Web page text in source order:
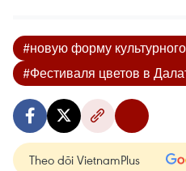
#новую форму
#Фестиваля цветов в
Theo dõi VietnamPlus